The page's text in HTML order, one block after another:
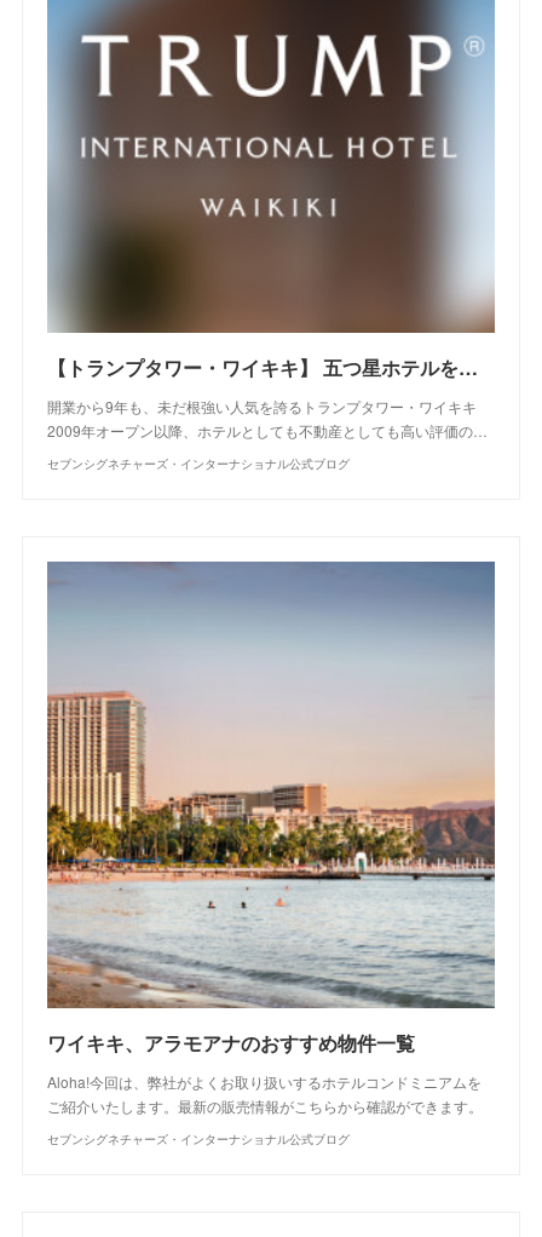
【トランプタワー・ワイキキ】 五つ星ホテルを所有する贅沢
開業から9年も、未だ根強い人気を誇るトランプタワー・ワイキキ
2009年オープン以降、ホテルとしても不動産としても高い評価の…
セブンシグネチャーズ・インターナショナル公式ブログ
ワイキキ、アラモアナのおすすめ物件一覧
Aloha!今回は、弊社がよくお取り扱いするホテルコンドミニアムを
ご紹介いたします。最新の販売情報がこちらから確認ができます。
セブンシグネチャーズ・インターナショナル公式ブログ